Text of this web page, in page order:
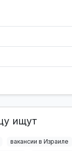
ищут
вакансии в Израиле